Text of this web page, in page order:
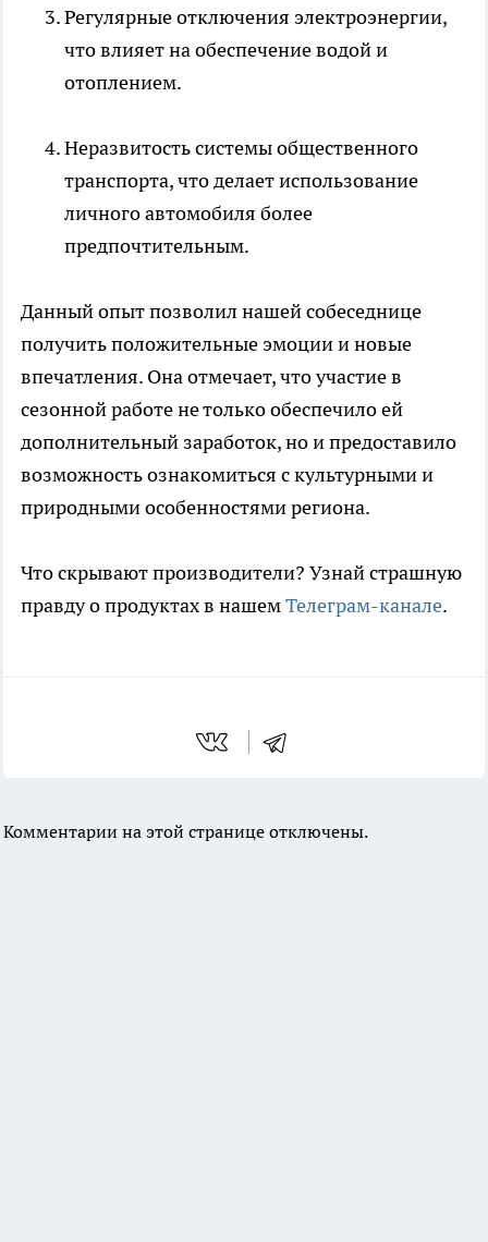
Регулярные отключения электроэнергии,
что влияет на обеспечение водой и
отоплением.
Неразвитость системы общественного
транспорта, что делает использование
личного автомобиля более
предпочтительным.
Данный опыт позволил нашей собеседнице
получить положительные эмоции и новые
впечатления. Она отмечает, что участие в
сезонной работе не только обеспечило ей
дополнительный заработок, но и предоставило
возможность ознакомиться с культурными и
природными особенностями региона.
Что скрывают производители? Узнай страшную
правду о продуктах в нашемТелеграм-канале.
Комментарии на этой странице отключены.